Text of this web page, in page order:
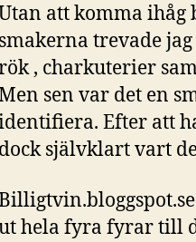
att komma ihåg
smakerna trevade
, charkuterier
sen var det en
Efter att
dock självklart vart
hela fyra fyrar till